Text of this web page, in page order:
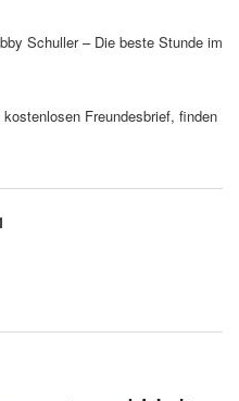
Schuller – Die beste Stunde im
Freundesbrief, finden